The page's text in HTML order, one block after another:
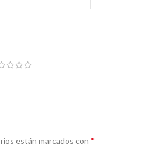
están marcados con *